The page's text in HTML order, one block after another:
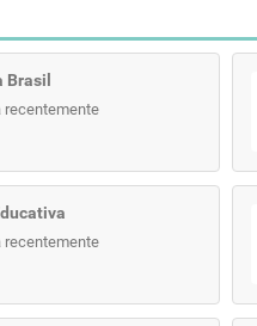
Brasil
recentemente
recentemente